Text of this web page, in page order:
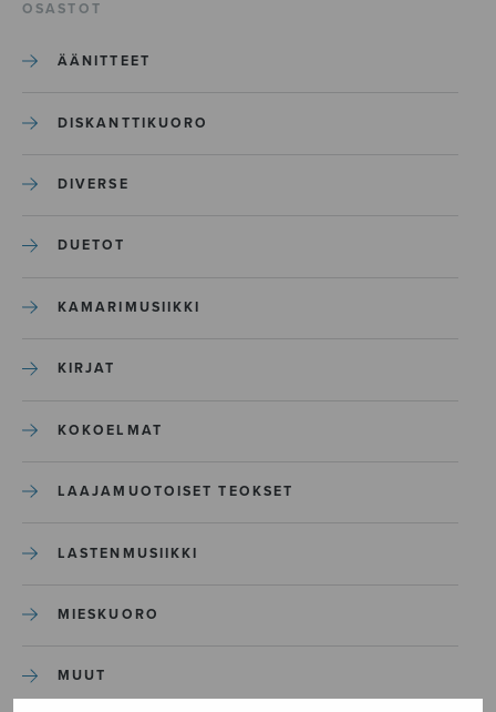
OSASTOT
ÄÄNITTEET
DISKANTTIKUORO
DIVERSE
DUETOT
KAMARIMUSIIKKI
KIRJAT
KOKOELMAT
LAAJAMUOTOISET TEOKSET
LASTENMUSIIKKI
MIESKUORO
MUUT